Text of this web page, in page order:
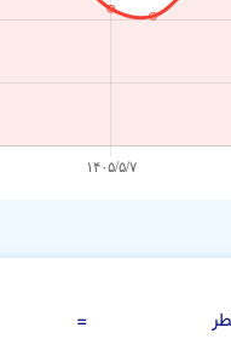
=